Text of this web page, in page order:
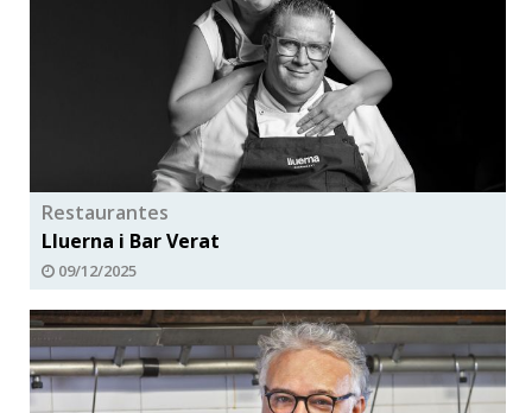
Restaurantes
Lluerna i Bar Verat
09/12/2025